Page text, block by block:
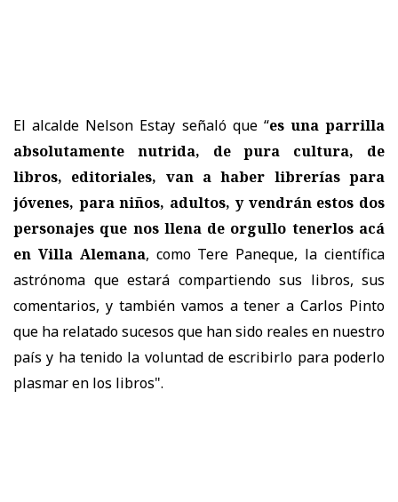
El alcalde Nelson Estay señaló que “es una parrilla
absolutamente nutrida, de pura cultura, de
libros, editoriales, van a haber librerías para
jóvenes, para niños, adultos, y vendrán estos dos
personajes que nos llena de orgullo tenerlos acá
en Villa Alemana, como Tere Paneque, la científica
astrónoma que estará compartiendo sus libros, sus
comentarios, y también vamos a tener a Carlos Pinto
que ha relatado sucesos que han sido reales en nuestro
país y ha tenido la voluntad de escribirlo para poderlo
plasmar en los libros".